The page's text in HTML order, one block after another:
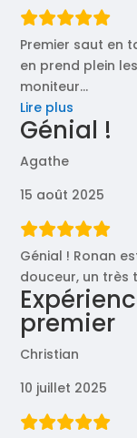
Premier saut en
en prend plein
moniteur…
Lire plus
saut
Génial !
Agathe
15 août 2025
Génial ! Ronan
douceur, un très
premier
Christian
10 juillet 2025